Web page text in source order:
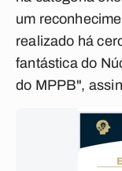
um
realizado há
fantástica do
do MPPB",